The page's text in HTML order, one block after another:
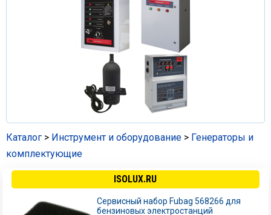
Каталог > Инструмент и оборудование > Генераторы и
комплектующие
ISOLUX.RU
Сервисный набор Fubag 568266 для
бензиновых электростанций